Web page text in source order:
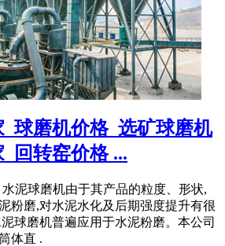
球磨机价格_选矿球磨机
回转窑价格 ...
泥球磨机由于其产品的粒度、形状,
粉磨,对水泥水化及后期强度提升有很
球磨机普遍应用于水泥粉磨。本公司
体直 .